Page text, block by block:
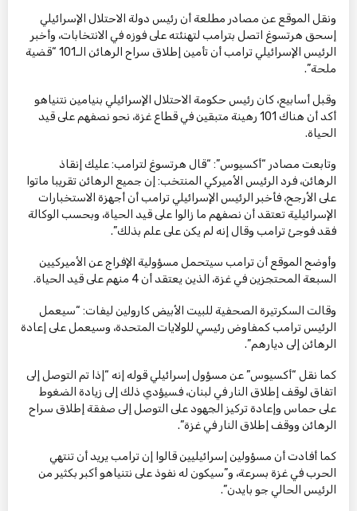
ونقل الموقع عن مصادر مطلعة أن رئيس دولة الاحتلال الإسرائيلي
إسحق هرتسوغ اتصل بترامب لتهنئته على فوزه في الانتخابات، وأخبر
الرئيس الإسرائيلي ترامب أن تأمين إطلاق سراح الرهائن الـ101 “قضية
ملحة”.
وقبل أسابيع، كان رئيس حكومة الاحتلال الإسرائيلي بنيامين نتنياهو
أكد أن هناك 101 رهينة متبقين في قطاع غزة، نحو نصفهم على قيد
الحياة.
وتابعت مصادر “أكسيوس”: “قال هرتسوغ لترامب: عليك إنقاذ
الرهائن، فرد الرئيس الأميركي المنتخب: إن جميع الرهائن تقريبا ماتوا
على الأرجح، فأخبر الرئيس الإسرائيلي ترامب أن أجهزة الاستخبارات
الإسرائيلية تعتقد أن نصفهم ما زالوا على قيد الحياة، وبحسب الوكالة
فقد فوجئ ترامب وقال إنه لم يكن على علم بذلك”.
وأوضح الموقع أن ترامب سيتحمل مسؤولية الإفراج عن الأميركيين
السبعة المحتجزين في غزة، الذين يعتقد أن 4 منهم على قيد الحياة.
وقالت السكرتيرة الصحفية للبيت الأبيض كارولين ليفات: “سيعمل
الرئيس ترامب كمفاوض رئيسي للولايات المتحدة، وسيعمل على إعادة
الرهائن إلى ديارهم”.
كما نقل “أكسيوس” عن مسؤول إسرائيلي قوله إنه “إذا تم التوصل إلى
اتفاق لوقف إطلاق النار في لبنان، فسيؤدي ذلك إلى زيادة الضغوط
على حماس وإعادة تركيز الجهود على التوصل إلى صفقة إطلاق سراح
الرهائن ووقف إطلاق النار في غزة”.
كما أفادت أن مسؤولين إسرائيليين قالوا إن ترامب يريد أن تنتهي
الحرب في غزة بسرعة، و”سيكون له نفوذ على نتنياهو أكبر بكثير من
الرئيس الحالي جو بايدن”.